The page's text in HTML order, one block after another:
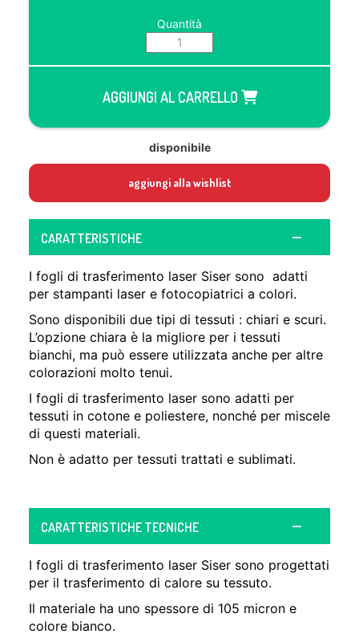
Quantità
AGGIUNGI AL CARRELLO
disponibile
aggiungi alla wishlist
CARATTERISTICHE
I fogli di trasferimento laser Siser sono adatti
per stampanti laser e fotocopiatrici a colori.
Sono disponibili due tipi di tessuti : chiari e scuri.
L’opzione chiara è la migliore per i tessuti
bianchi, ma può essere utilizzata anche per altre
colorazioni molto tenui.
I fogli di trasferimento laser sono adatti per
tessuti in cotone e poliestere, nonché per miscele
di questi materiali.
Non è adatto per tessuti trattati e sublimati.
CARATTERISTICHE TECNICHE
I fogli di trasferimento laser Siser sono progettati
per il trasferimento di calore su tessuto.
Il materiale ha uno spessore di 105 micron e
colore bianco.